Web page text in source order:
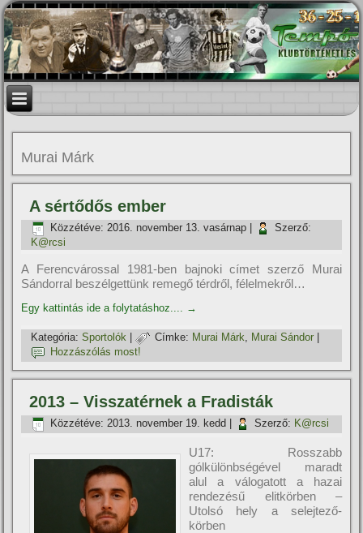
Murai Márk
A sértődős ember
Közzétéve: 2016. november 13. vasárnap
Szerző:
K@rcsi
A Ferencvárossal 1981-ben bajnoki cí­met szerző Murai
Sándorral beszélgettünk remegő térdről, félelmekről…
Egy kattintás ide a folytatáshoz.... →
Kategória: Sportolók | Címke: Murai Márk, Murai Sándor
Hozzászólás most!
2013 – Visszatérnek a Fradisták
Közzétéve: 2013. november 19. kedd Szerző: K@rcsi
U17: Rosszabb
gólkülönbségével maradt
alul a válogatott a hazai
rendezésű elitkörben –
Utolsó hely a selejtező-
körben